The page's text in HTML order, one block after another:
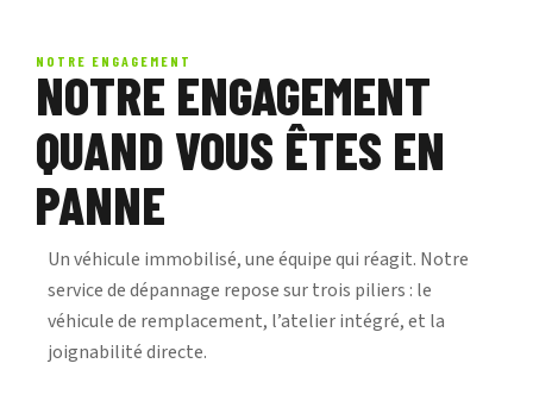
NOTRE ENGAGEMENT
NOTRE ENGAGEMENT
QUAND VOUS ÊTES EN
PANNE
Un véhicule immobilisé, une équipe qui réagit. Notre
service de dépannage repose sur trois piliers : le
véhicule de remplacement, l’atelier intégré, et la
joignabilité directe.